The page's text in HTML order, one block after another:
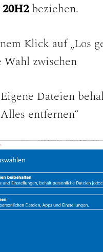
20H2beziehen.
Klick auf „Los
Wahl zwischen
Dateien
entfernen“